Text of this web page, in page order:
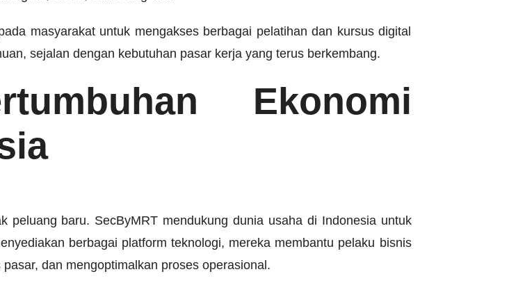
masyarakat untuk mengakses berbagai pelatihan dan kursus digital
sejalan dengan kebutuhan pasar kerja yang terus berkembang.
Ekonomi
peluang baru. SecByMRT mendukung dunia usaha di Indonesia untuk
berbagai platform teknologi, mereka membantu pelaku bisnis
dan mengoptimalkan proses operasional.